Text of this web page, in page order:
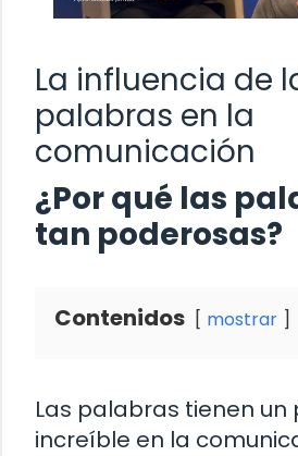
La influencia de
palabras en la
comunicación
¿Por qué las
tan poderosas?
Contenidos mostrar
Las palabras tienen un
increíble en la